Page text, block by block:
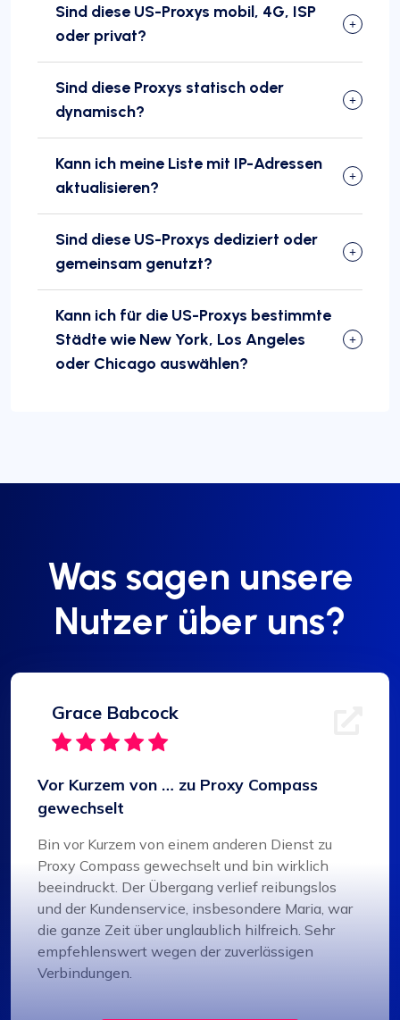
Sind diese US-Proxys mobil, 4G, ISP
oder privat?
Sind diese Proxys statisch oder
dynamisch?
Kann ich meine Liste mit IP-Adressen
aktualisieren?
Sind diese US-Proxys dediziert oder
gemeinsam genutzt?
Kann ich für die US-Proxys bestimmte
Städte wie New York, Los Angeles
oder Chicago auswählen?
Was sagen unsere
Nutzer über uns?
Grace Babcock
Vor Kurzem von … zu Proxy Compass
gewechselt
Bin vor Kurzem von einem anderen Dienst zu
Proxy Compass gewechselt und bin wirklich
beeindruckt. Der Übergang verlief reibungslos
und der Kundenservice, insbesondere Maria, war
die ganze Zeit über unglaublich hilfreich. Sehr
empfehlenswert wegen der zuverlässigen
Verbindungen.